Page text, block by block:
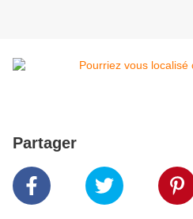
Partager